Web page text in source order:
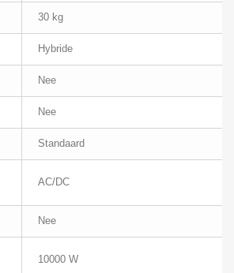
30 kg
Hybride
Nee
Nee
Standaard
AC/DC
Nee
10000 W